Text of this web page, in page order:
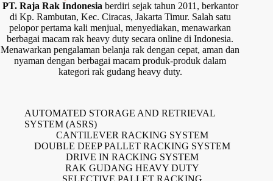
PT. Raja Rak Indonesiaberdiri sejak tahun 2011, berkantor
di Kp. Rambutan, Kec. Ciracas, Jakarta Timur. Salah satu
pelopor pertama kali menjual, menyediakan, menawarkan
berbagai macam rak heavy duty secara online di Indonesia.
Menawarkan pengalaman belanja rak dengan cepat, aman dan
nyaman dengan berbagai macam produk-produk dalam
kategori rak gudang heavy duty.
AUTOMATED STORAGE AND RETRIEVAL
SYSTEM (ASRS)
CANTILEVER RACKING SYSTEM
DOUBLE DEEP PALLET RACKING SYSTEM
DRIVE IN RACKING SYSTEM
RAK GUDANG HEAVY DUTY